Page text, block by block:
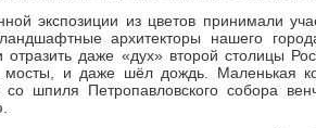
экспозиции из цветов принимали
архитекторы нашего
отразить даже «дух» второй столицы
и даже шёл дождь. Маленькая
со шпиля Петропавловского собора